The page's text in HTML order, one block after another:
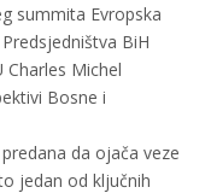
summita Evropska
BiH
Charles Michel
Bosne i
da ojača veze
jedan od ključnih